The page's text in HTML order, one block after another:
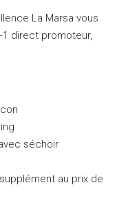
La Marsa vous
direct promoteur,
séchoir
au prix de